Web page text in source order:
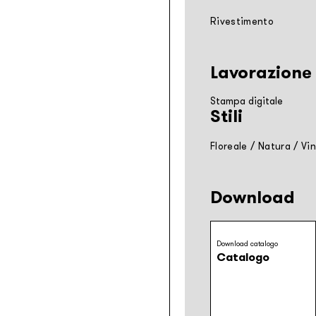
Rivestimento
Lavorazione
Stampa digitale
Stili
Floreale / Natura /
Download
Download catalogo
Catalogo